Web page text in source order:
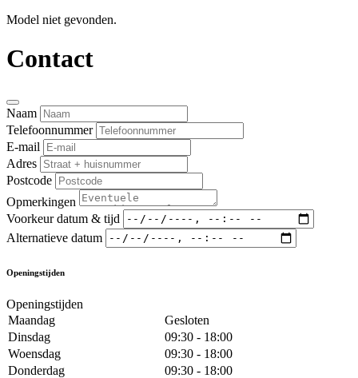
Model niet gevonden.
Contact
Naam
Telefoonnummer
E-mail
Adres
Postcode
Opmerkingen
Voorkeur datum & tijd
Alternatieve datum
Openingstijden
Openingstijden
Maandag
Gesloten
Dinsdag
09:30 - 18:00
Woensdag
09:30 - 18:00
Donderdag
09:30 - 18:00